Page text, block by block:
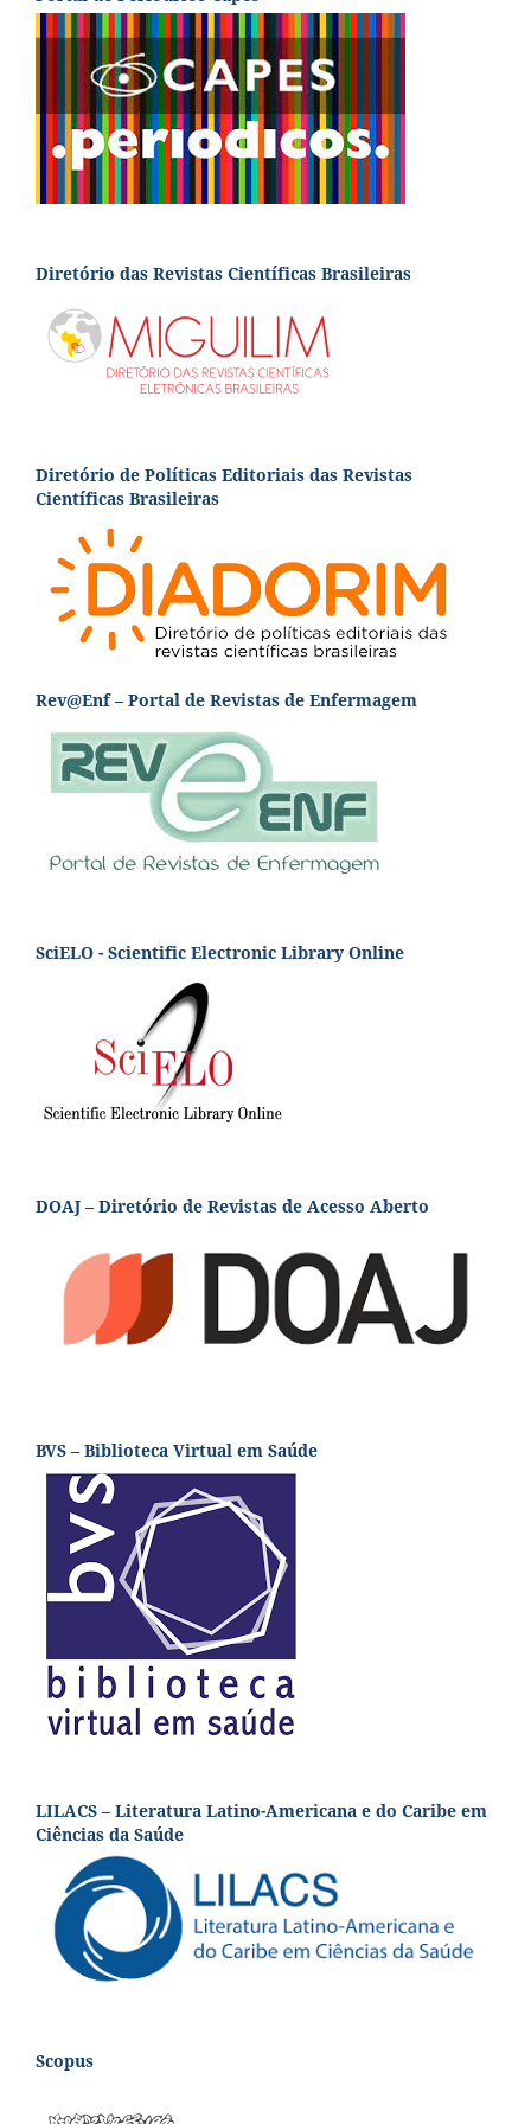
Diretório das Revistas Científicas Brasileiras
Diretório de Políticas Editoriais das Revistas
Científicas Brasileiras
Rev@Enf – Portal de Revistas de Enfermagem
SciELO - Scientific Electronic Library Online
DOAJ – Diretório de Revistas de Acesso Aberto
BVS – Biblioteca Virtual em Saúde
LILACS – Literatura Latino-Americana e do Caribe em
Ciências da Saúde
Scopus